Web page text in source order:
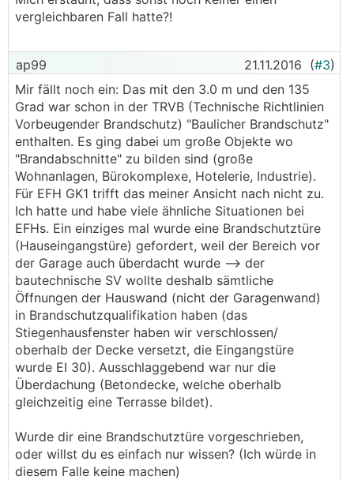
vergleichbaren Fall hatte?!
ap99 21.11.2016 (#3)
Mir fällt noch ein: Das mit den 3.0 m und den 135
Grad war schon in der TRVB (Technische Richtlinien
Vorbeugender Brandschutz) "Baulicher Brandschutz"
enthalten. Es ging dabei um große Objekte wo
"Brandabschnitte" zu bilden sind (große
Wohnanlagen, Bürokomplexe, Hotelerie, Industrie).
Für EFH GK1 trifft das meiner Ansicht nach nicht zu.
Ich hatte und habe viele ähnliche Situationen bei
EFHs. Ein einziges mal wurde eine Brandschutztüre
(Hauseingangstüre) gefordert, weil der Bereich vor
der Garage auch überdacht wurde --> der
bautechnische SV wollte deshalb sämtliche
Öffnungen der Hauswand (nicht der Garagenwand)
in Brandschutzqualifikation haben (das
Stiegenhausfenster haben wir verschlossen/
oberhalb der Decke versetzt, die Eingangstüre
wurde EI 30). Ausschlaggebend war nur die
Überdachung (Betondecke, welche oberhalb
gleichzeitig eine Terrasse bildet).
Wurde dir eine Brandschutztüre vorgeschrieben,
oder willst du es einfach nur wissen? (Ich würde in
diesem Falle keine machen)